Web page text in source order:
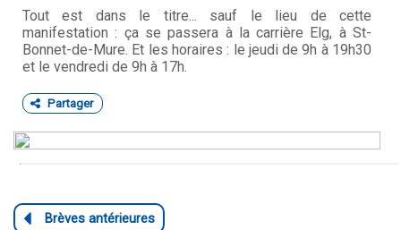
Tout est dans le titre... sauf le lieu de cette
manifestation : ça se passera à la carrière Elg, à St-
Bonnet-de-Mure. Et les horaires : le jeudi de 9h à 19h30
et le vendredi de 9h à 17h.
Partager